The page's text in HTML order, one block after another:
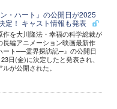
・ハート』の公開日が2025
定！ キャスト情報も発表
作を大川隆法・幸福の科学総裁が
長編アニメーション映画最新作
ート──霊界探訪記─』の公開日
日(金)に決定したと発表され、
が公開された。